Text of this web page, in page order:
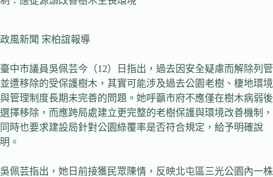
政風新聞 宋柏誼報導
臺中市議員吳佩芸今（12）日指出，過去因安全疑慮而解除列管
並遭移除的受保護樹木，其實可能涉及過去公園老樹、棲地環境
與管理制度長期未完善的問題。她呼籲市府不應僅在樹木病弱後
選擇移除，而應跨局處建立更完整的老樹保護與環境改善機制，
同時也要求建設局針對公園綠覆率是否符合規定，給予明確說
明。
吳佩芸指出，她日前接獲民眾陳情，反映北屯區三光公園內一株